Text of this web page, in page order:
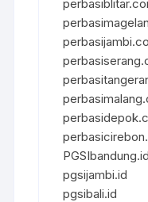
PGSIbandung.id
pgsijambi.id
pgsibali.id